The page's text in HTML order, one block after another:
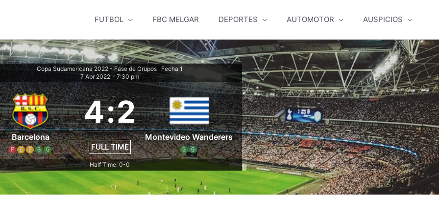
FUTBOL FBC MELGAR DEPORTES AUTOMOTOR AUSPICIOS
Copa Sudamericana 2022 - Fase de Grupos
Fecha 1
7 Abr 2022 - 7:30 pm
Barcelona
P E E G G
4:2
FULL TIME
Montevideo Wanderers
G G
Half Time: 0-0